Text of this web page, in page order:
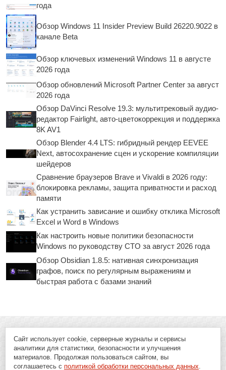
года
Обзор Windows 11 Insider Preview Build 26220.9022 в
канале Beta
Обзор ключевых изменений Windows 11 в августе
2026 года
Обзор обновлений Microsoft Partner Center за август
2026 года
Обзор DaVinci Resolve 19.3: мультитрековый аудио-
редактор Fairlight, авто-цветокоррекция и поддержка
8K AV1
Обзор Blender 4.4 LTS: гибридный рендер EEVEE
Next, автосохранение сцен и ускорение компиляции
шейдеров
Сравнение браузеров Brave и Vivaldi в 2026 году:
блокировка рекламы, защита приватности и расход
памяти
Как устранить зависание и ошибку отклика Microsoft
Excel и Word в Windows
Как настроить новые политики безопасности
Windows по руководству CTO за август 2026 года
Обзор Obsidian 1.8.5: нативная синхронизация
графов, поиск по регулярным выражениям и
быстрая работа с базами знаний
Сайт использует cookie, серверные журналы и сервисы
аналитики для статистики, безопасности и улучшения
материалов. Продолжая пользоваться сайтом, вы
соглашаетесь с политикой обработки персональных данных.